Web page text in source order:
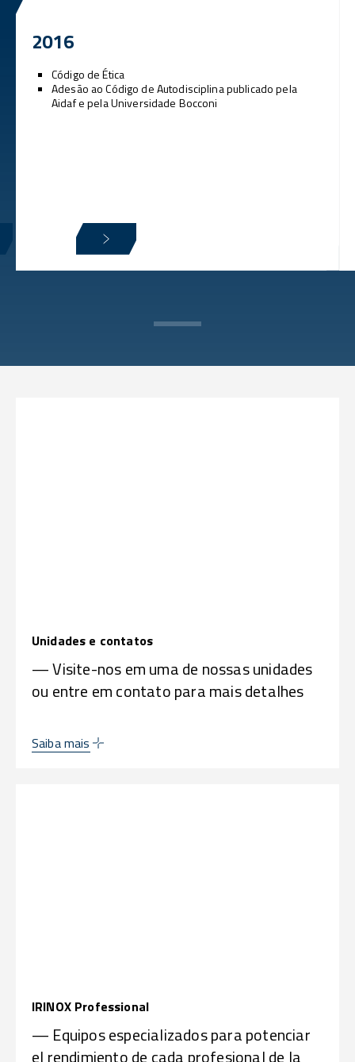
2016
Código de Ética
Adesão ao Código de Autodisciplina publicado pela
Aidaf e pela Universidade Bocconi
Unidades e contatos
— Visite-nos em uma de nossas unidades
ou entre em contato para mais detalhes
Saiba mais
IRINOX Professional
— Equipos especializados para potenciar